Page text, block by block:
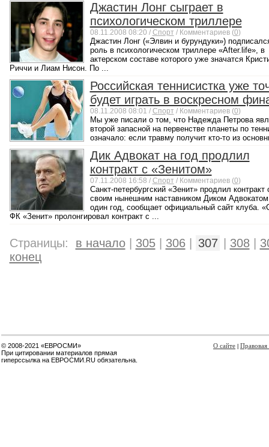
Джастин Лонг сыграет в
психологическом триллере
08.11.2008 08:20 / Спорт / Комментариев (0)
Джастин Лонг («Элвин и бурундуки»)
роль в психологическом триллере «After.life», в
актерском составе которого уже значатся
Риччи и Лиам Нисон. По ...
Российская теннисистка уже
будет играть в воскресном
08.11.2008 08:01 / Спорт / Комментариев (0)
Мы уже писали о том, что Надежда Петрова
второй запасной на первенстве планеты по
означало: если травму получит кто-то из
Дик Адвокат на год продлил
контракт с «Зенитом»
07.11.2008 16:58 / Спорт / Комментариев (0)
Санкт-петербургский «Зенит» продлил контракт
своим нынешним наставником Диком
один год, сообщает официальный сайт клуба.
ФК «Зенит» пролонгировал контракт с ...
Страницы: в начало| 305| 306| 307 308|
конец
© 2008-2021 «ЕВРОСМИ»
При цитировании материалов прямая
гиперссылка на ЕВРОСМИ.RU обязательна.
О сайте